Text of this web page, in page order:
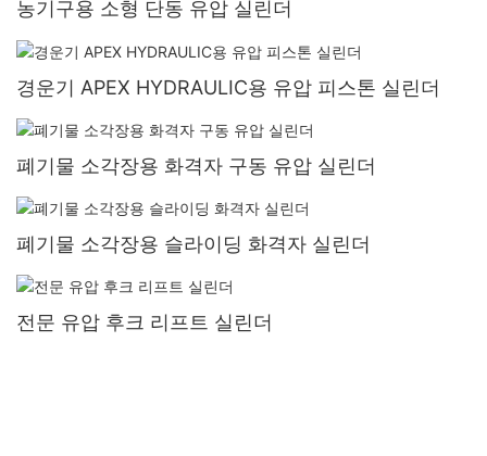
농기구용 소형 단동 유압 실린더
경운기 APEX HYDRAULIC용 유압 피스톤 실린더
폐기물 소각장용 화격자 구동 유압 실린더
폐기물 소각장용 슬라이딩 화격자 실린더
전문 유압 후크 리프트 실린더